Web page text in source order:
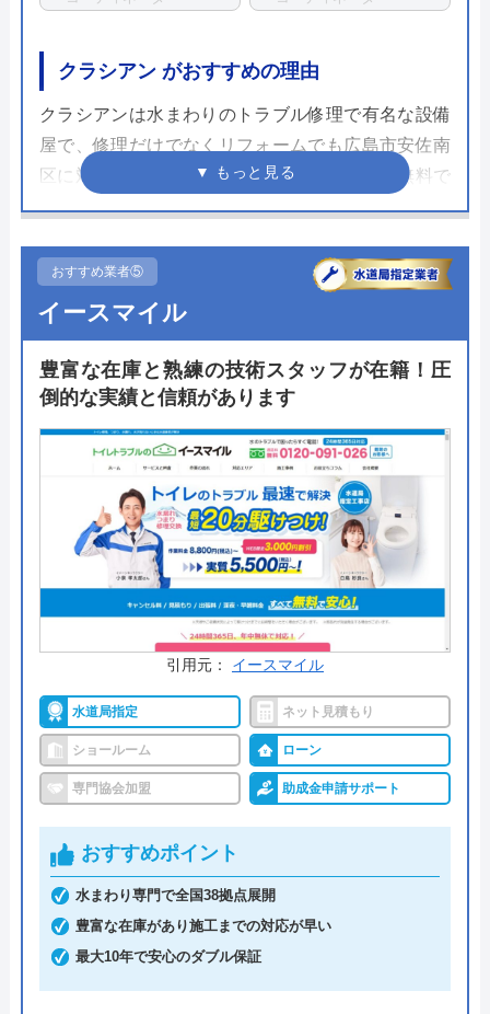
クラシアン がおすすめの理由
クラシアンは水まわりのトラブル修理で有名な設備
屋で、修理だけでなくリフォームでも広島市安佐南
区に対応しています。出張点検や見積もりは無料で
依頼ができ、対応スピードも早いのが特徴です。
えつつ多くのシリーズに対応しているので自分に合
ったトイレを選ぶのは難しくありません。
相談や問い合わせの際にはホームページのフリーダ
イヤルもしくは専用フォームから24時間365日依頼
方は一度問い合わせしてみてください。
公式サイトで
料金詳細を見る
今すぐ電話で相談する
0120-778-245
受付時間： 24時間
クラシアン の基本情報
運営会社 株式会社クラシアン
創業・設立 1991年6月21日創業
本社所在地
〒222-0033
神奈川県横浜市港北区新横浜3-1-9 ア
リ―ナタワ―13階
おすすめ業者⑤
イースマイル
豊富な在庫と熟練の技術スタッフが在籍！圧
倒的な実績と信頼があります
引用元： イースマイル
水道局指定 ネット見積もり
ショールーム ローン
専門協会加盟 助成金申請サポート
おすすめポイント
水まわり専門で全国38拠点展開
豊富な在庫があり施工までの対応が早い
最大10年で安心のダブル保証